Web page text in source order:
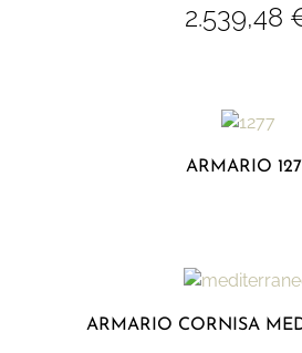
2.539,48
ARMARIO
ARMARIO CORNISA